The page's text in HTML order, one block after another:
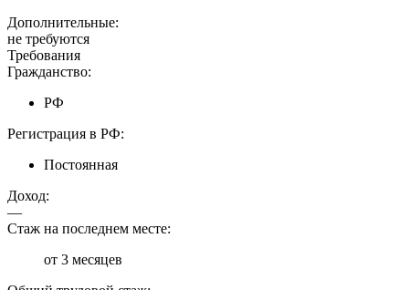
Дополнительные:
не требуются
Требования
Гражданство:
РФ
Регистрация в РФ:
Постоянная
Доход:
—
Стаж на последнем месте:
от 3 месяцев